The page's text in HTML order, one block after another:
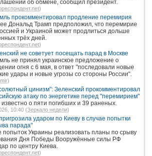
об обмене, сообщил президент.
)
прокомментировал продление перемирия
Дональд Трамп предположил, что перемирие
и Украиной может продлиться дольше
трёх дней.
)
не советует посещать парад в Москве
не принял украинское предложение о
огня с 6 мая, в ответ "последовали новые
удары и новые угрозы со стороны России".
)
цинизм": Зеленский прокомментировал
атаку по энергетике перед "перемирием"
о пяти погибших и 39 раненых.
10:40 (Зеркало недели)
ударом по Киеву в случае попытки
парада"
попыток Украины реализовать планы по срыву
Дня Победы Вооружённые силы РФ
по центру Киева.
)